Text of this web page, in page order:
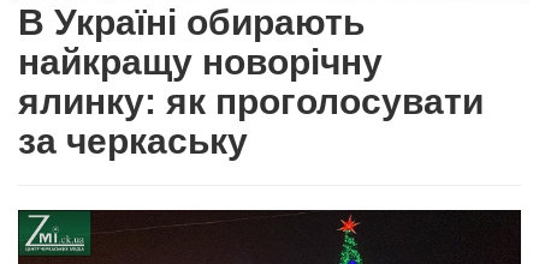
В Україні обирають
найкращу новорічну
ялинку: як проголосувати
за черкаську